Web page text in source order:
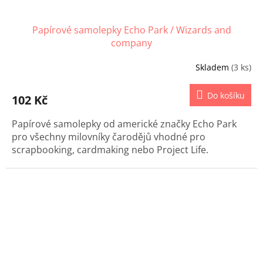
Papírové samolepky Echo Park / Wizards and
company
Skladem (3 ks)
102 Kč Do košíku
Papírové samolepky od americké značky Echo Park
pro všechny milovníky čarodějů vhodné pro
scrapbooking, cardmaking nebo Project Life.